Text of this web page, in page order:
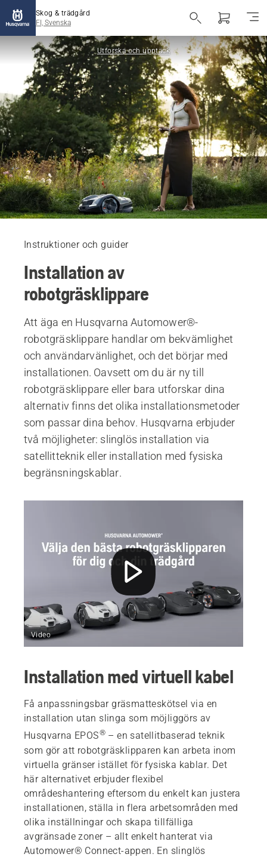
Skog & trädgård
FI, Svenska
Utforska och upptäck
Instruktioner och guider
Installation av
robotgräsklippare
Att äga en Husqvarna Automower®-
robotgräsklippare handlar om bekvämlighet
och användarvänlighet, och det börjar med
installationen. Oavsett om du är ny till
robotgräsklippare eller bara utforskar dina
alternativ finns det olika installationsmetoder
som passar dina behov. Husqvarna erbjuder
två möjligheter: slinglös installation via
satellitteknik eller installation med fysiska
begränsningskablar.
Video
Installation med virtuell kabel
Få anpassningsbar gräsmatteskötsel via en
installation utan slinga som möjliggörs av
Husqvarna EPOS® – en satellitbaserad teknik
som gör att robotgräsklipparen kan arbeta inom
virtuella gränser istället för fysiska kablar. Det
här alternativet erbjuder flexibel
områdeshantering eftersom du enkelt kan justera
installationen, ställa in flera arbetsområden med
olika inställningar och skapa tillfälliga
avgränsade zoner – allt enkelt hanterat via
Automower® Connect-appen. En slinglös